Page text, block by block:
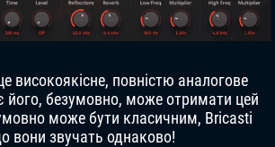
високоякісне, повністю аналогове
його, безумовно, може отримати цей
може бути класичним, Bricasti
вони звучать однаково!